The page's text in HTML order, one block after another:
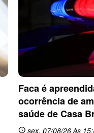
Faca é
ocorrência de
saúde de Casa
schedule sex, 07/08/26 às